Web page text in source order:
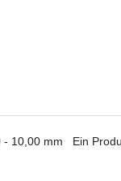
10,00 mm Ein